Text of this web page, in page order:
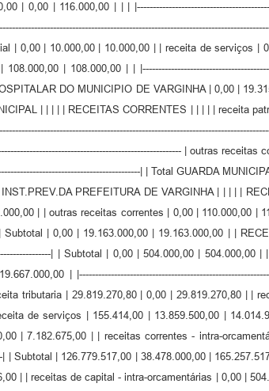
| 0,00 | 116.000,00 | | |
| 0,00 | 10.000,00 | 10.000,00 | | receita de serviços |
| 108.000,00 | |
DO MUNICIPIO DE VARGINHA | 0,00 |
| | | | | RECEITAS CORRENTES | | | | | receita
| outras
| | Total GUARDA
INST.PREV.DA PREFEITURA DE VARGINHA | | | | |
| | outras receitas correntes | 0,00 | 110.000,00 |
| Subtotal | 0,00 | 19.163.000,00 | 19.163.000,00 | |
| | Subtotal | 0,00 | 504.000,00 | 504.000,00 | |
|
tributaria | 29.819.270,80 | 0,00 | 29.819.270,80 | |
de serviços | 155.414,00 | 13.859.500,00 |
| 7.182.675,00 | | receitas correntes - intra-
Subtotal | 126.779.517,00 | 38.478.000,00 |
| | receitas de capital - intra-orcamentárias | 0,00 |